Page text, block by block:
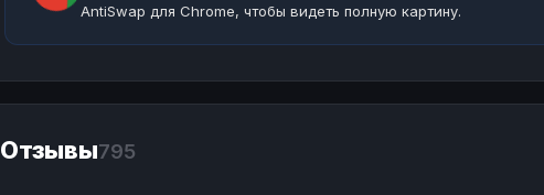
AntiSwap для Chrome, чтобы видеть полную картину.
Отзывы795